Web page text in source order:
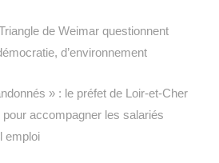
de Weimar questionnent
d’environnement
» : le préfet de Loir-et-Cher
accompagner les salariés
emploi